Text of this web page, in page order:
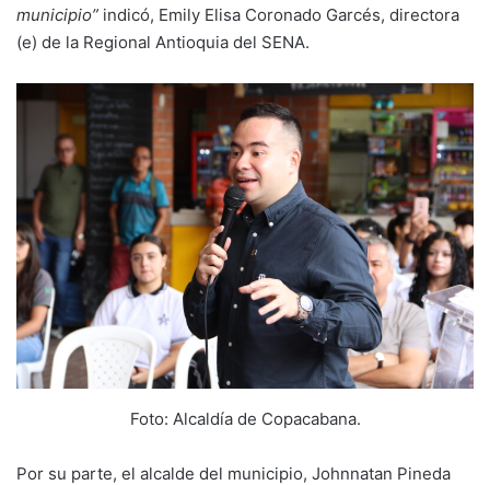
municipio” indicó, Emily Elisa Coronado Garcés, directora
(e) de la Regional Antioquia del SENA.
Foto: Alcaldía de Copacabana.
Por su parte, el alcalde del municipio, Johnnatan Pineda